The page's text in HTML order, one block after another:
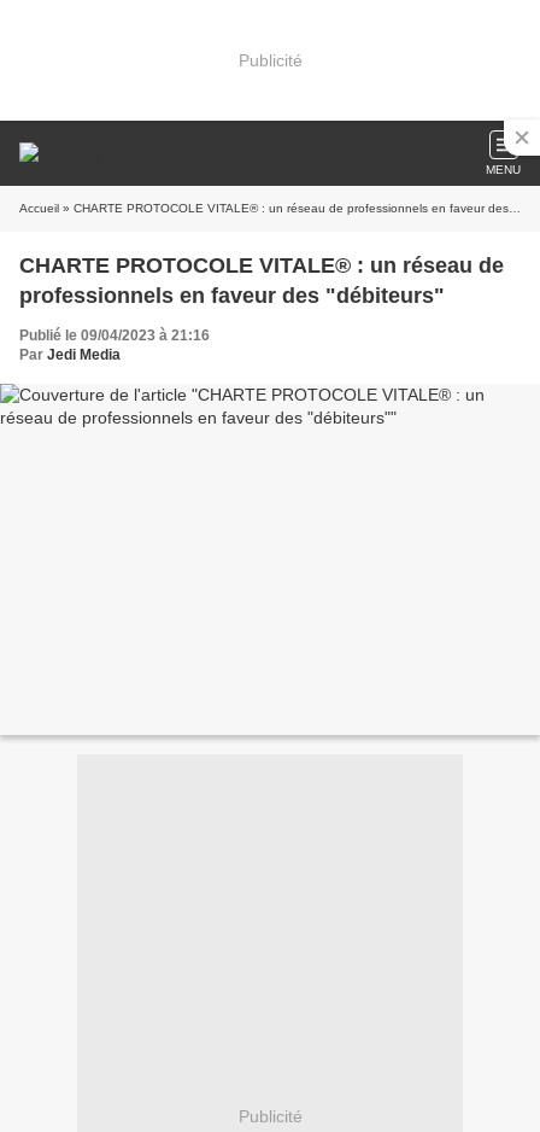
Publicité
MENU
Accueil » CHARTE PROTOCOLE VITALE® : un réseau de professionnels en faveur des "débiteurs"
CHARTE PROTOCOLE VITALE® : un réseau de
professionnels en faveur des "débiteurs"
Publié le 09/04/2023 à 21:16
Par Jedi Media
Publicité